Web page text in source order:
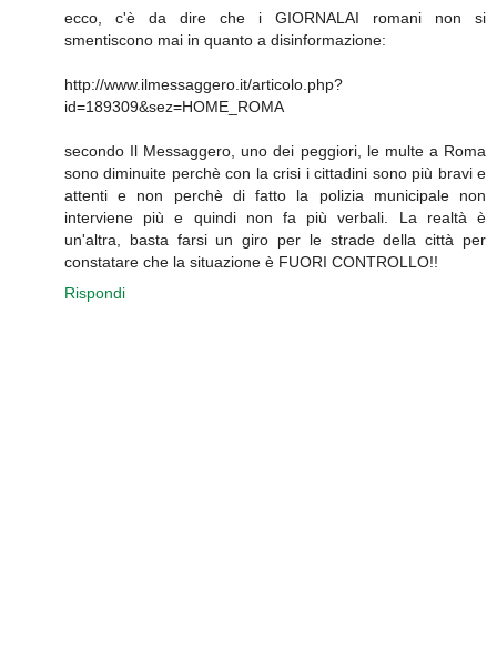
ecco, c'è da dire che i GIORNALAI romani non si
smentiscono mai in quanto a disinformazione:
http://www.ilmessaggero.it/articolo.php?
id=189309&sez=HOME_ROMA
secondo Il Messaggero, uno dei peggiori, le multe a Roma
sono diminuite perchè con la crisi i cittadini sono più bravi e
attenti e non perchè di fatto la polizia municipale non
interviene più e quindi non fa più verbali. La realtà è
un'altra, basta farsi un giro per le strade della città per
constatare che la situazione è FUORI CONTROLLO!!
Rispondi